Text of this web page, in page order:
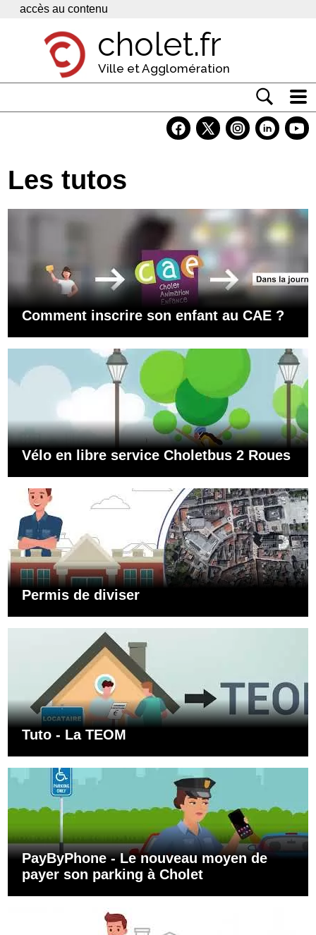
Panneau de gestion des cookies
accès au contenu
cholet.fr
Ville et Agglomération
Economie
Services
Les tutos
Comment inscrire son enfant au CAE ?
Vélo en libre service Choletbus 2 Roues
Permis de diviser
Tuto - La TEOM
PayByPhone - Le nouveau moyen de
payer son parking à Cholet